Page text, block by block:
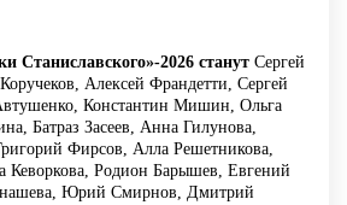
Станиславского»-2026 станут Сергей
Алексей Франдетти, Сергей
Константин Мишин, Ольга
Батраз Засеев, Анна Гилунова,
Фирсов, Алла Решетникова,
Кеворкова, Родион Барышев, Евгений
Юрий Смирнов, Дмитрий